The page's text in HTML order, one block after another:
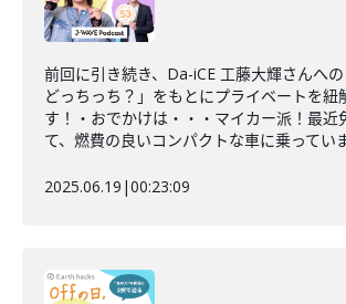
前回に引き続き、Da-iCE 工藤大輝さんへの
どっちっち？」をもとにプライベートを紐
す！・おでかけは・・・マイカー派！最近
て、燃費の良いコンパクトな車に乗ってい
2025.06.19 |00:23:09